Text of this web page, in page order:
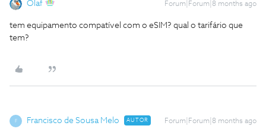
Olaf Forum|Forum|8 months ago
tem equipamento compatível com o eSIM? qual o tarifário que
tem?
F Francisco de Sousa Melo AUTOR Forum|Forum|8 months ago